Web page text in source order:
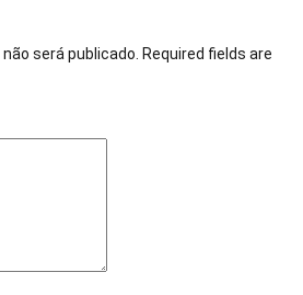
será publicado. Required fields are